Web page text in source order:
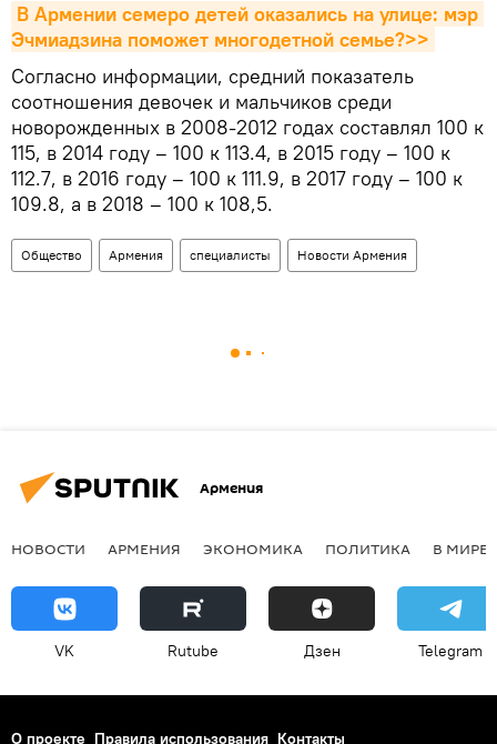
В Армении семеро детей оказались на улице: мэр
Эчмиадзина поможет многодетной семье?>>
Согласно информации, средний показатель
соотношения девочек и мальчиков среди
новорожденных в 2008-2012 годах составлял 100 к
115, в 2014 году – 100 к 113.4, в 2015 году – 100 к
112.7, в 2016 году – 100 к 111.9, в 2017 году – 100 к
109.8, а в 2018 – 100 к 108,5.
Общество Армения специалисты Новости Армения
Армения
НОВОСТИ АРМЕНИЯ ЭКОНОМИКА ПОЛИТИКА В МИРЕ
VK Rutube Дзен Telegram
О проекте Правила использования Контакты